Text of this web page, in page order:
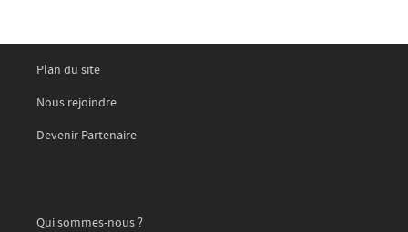
Plan du site
Nous rejoindre
Devenir Partenaire
Qui sommes-nous ?